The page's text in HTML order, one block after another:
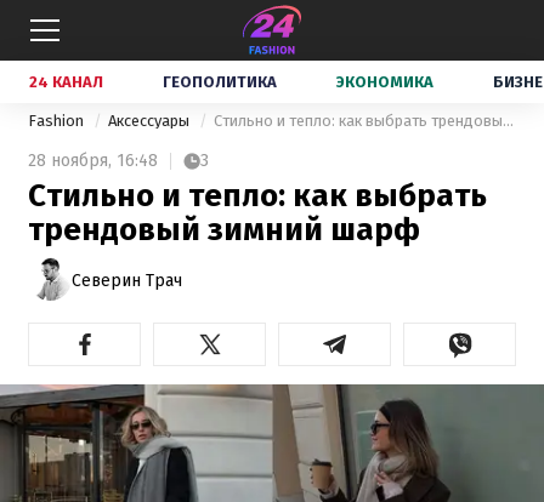
24 КАНАЛ ГЕОПОЛИТИКА ЭКОНОМИКА
Fashion Аксессуары Стильно и тепло: как выбрать трендовый зимний шарф
28 ноября, 16:48 3
Стильно и тепло: как выбрать
трендовый зимний шарф
Северин Трач